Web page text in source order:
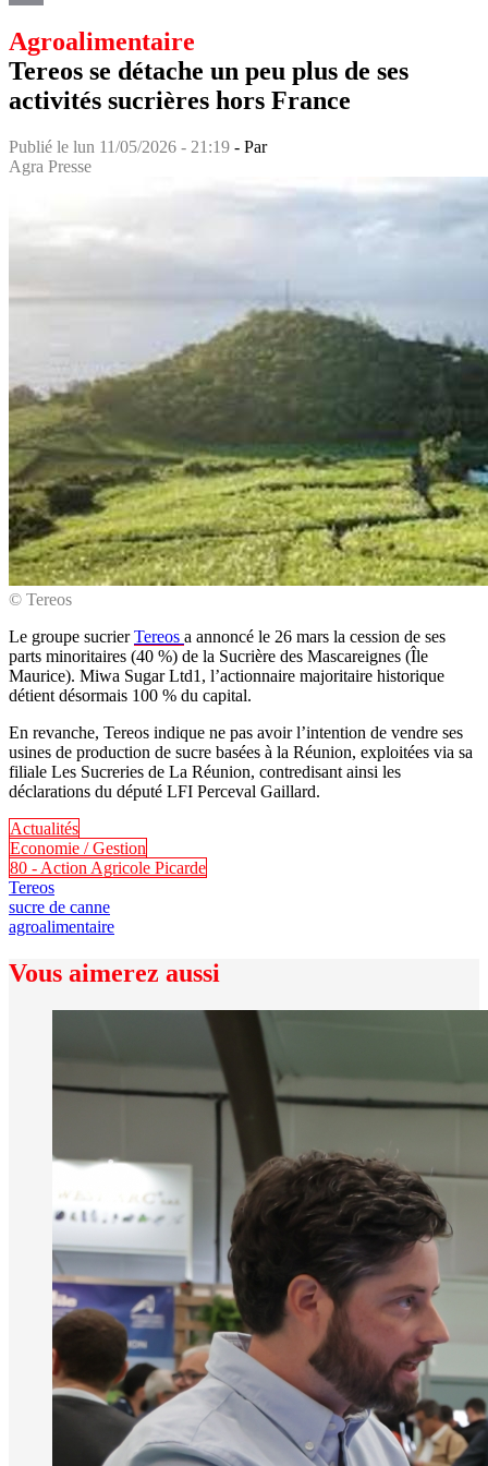
Agroalimentaire
Tereos se détache un peu plus de ses
activités sucrières hors France
Publié le lun 11/05/2026 - 21:19 - Par
Agra Presse
© Tereos
Le groupe sucrierTereos a annoncé le 26 mars la cession de ses
parts minoritaires (40 %) de la Sucrière des Mascareignes (Île
Maurice). Miwa Sugar Ltd1, l’actionnaire majoritaire historique
détient désormais 100 % du capital.
En revanche, Tereos indique ne pas avoir l’intention de vendre ses
usines de production de sucre basées à la Réunion, exploitées via sa
filiale Les Sucreries de La Réunion, contredisant ainsi les
déclarations du député LFI Perceval Gaillard.
Actualités
Economie / Gestion
80 - Action Agricole Picarde
Tereos
sucre de canne
agroalimentaire
Vous aimerez aussi